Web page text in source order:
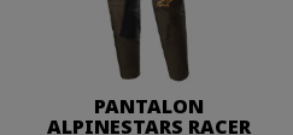
PANTALON
ALPINESTARS RACER